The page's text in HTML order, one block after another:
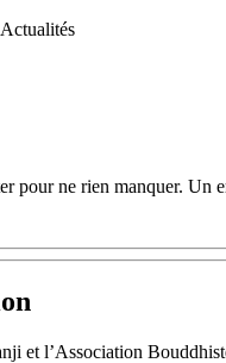
Actualités
pour ne rien manquer. Un
et l’Association